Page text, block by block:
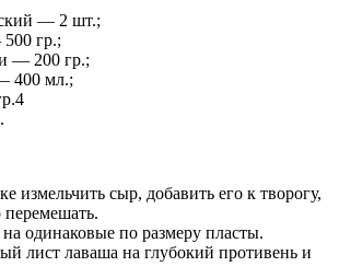
— 2 шт.;
гр.;
— 200 гр.;
400 мл.;
измельчить сыр, добавить его к творогу,
одинаковые по размеру пласты.
лист лаваша на глубокий противень и